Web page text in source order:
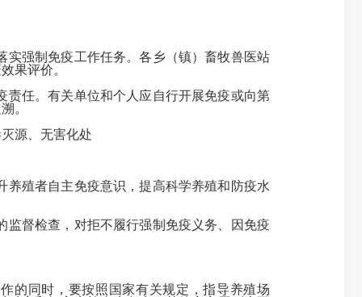
实强制免疫工作任务。各乡（镇）畜牧兽医站
果评价。
责任。有关单位和个人应自行开展免疫或向第
。
源、无害化处
殖者自主免疫意识，提高科学养殖和防疫水
督检查，对拒不履行强制免疫义务、因免疫
同时，要按照国家有关规定，指导养殖场